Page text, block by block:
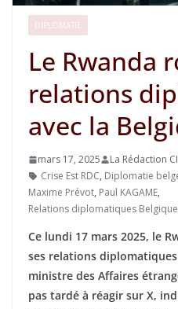
DIPLOMATIE
Le Rwanda
relations
avec la
mars 17, 2025
La Rédaction CI
Crise Est RDC, Diplomatie
Maxime Prévot, Paul KAGAME,
Relations diplomatiques
Ce lundi 17 mars 2025, le
ses relations
ministre des Affaires
pas tardé à réagir sur X,